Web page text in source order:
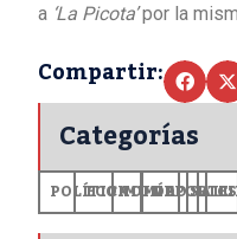
a ‘La Picota’por la
Compartir:
Categorías
POLÍTICA
ECONOMÍA
MUNDODEPORTES